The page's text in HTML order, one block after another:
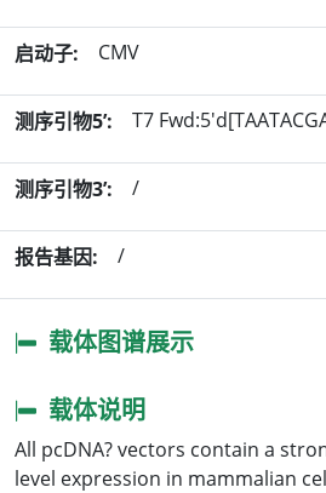
启动子: CMV
测序引物5’: T7
测序引物3’: /
报告基因: /
载体图谱展示
载体说明
All pcDNA? vectors contain a
level expression in mammalian